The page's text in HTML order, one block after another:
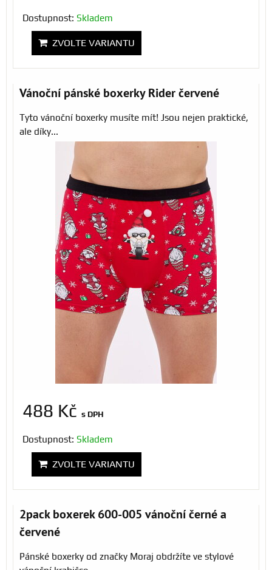
Dostupnost: Skladem
ZVOLTE VARIANTU
Vánoční pánské boxerky Rider červené
Tyto vánoční boxerky musíte mít! Jsou nejen praktické,
ale díky...
488 Kč s DPH
Dostupnost: Skladem
ZVOLTE VARIANTU
2pack boxerek 600-005 vánoční černé a
červené
Pánské boxerky od značky Moraj obdržíte ve stylové